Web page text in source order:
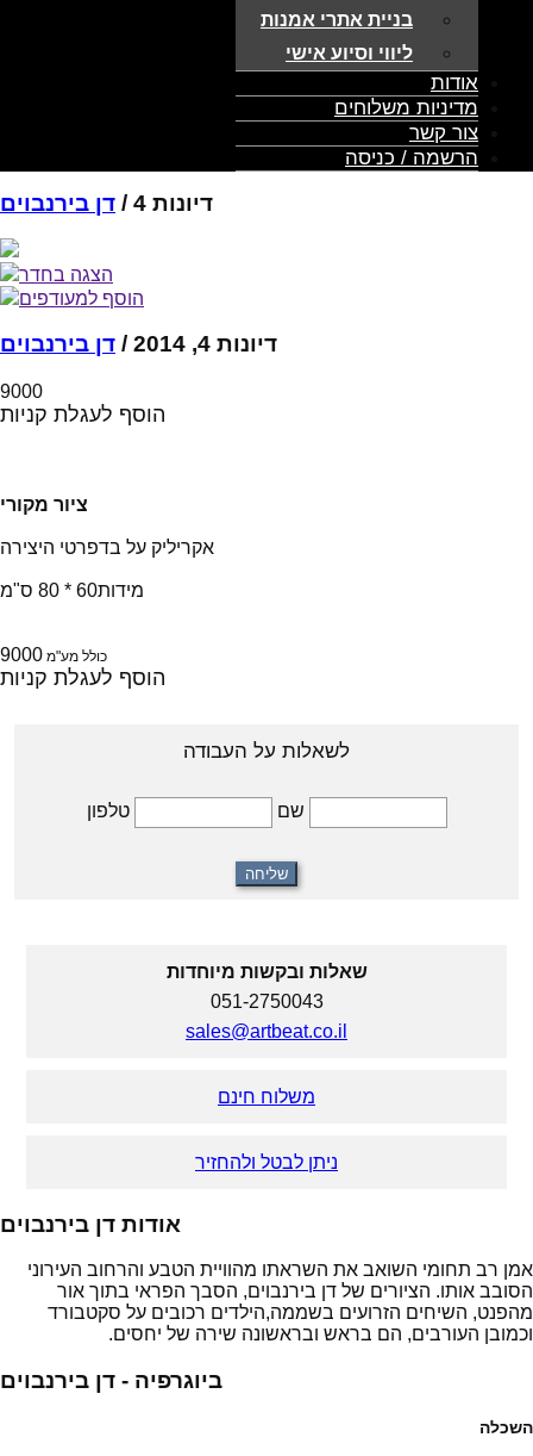
בניית אתרי אמנות
ליווי וסיוע אישי
אודות
מדיניות משלוחים
צור קשר
הרשמה / כניסה
דיונות 4 / דן בירנבוים
הצגה בחדר
הוסף למעודפים
דיונות 4, 2014 / דן בירנבוים
9000
הוסף לעגלת קניות
ציור מקורי
פרטי היצירהאקריליק על בד
מידות60 * 80 ס"מ
9000 כולל מע"מ
הוסף לעגלת קניות
לשאלות על העבודה
שם
שאלות ובקשות מיוחדות
051-2750043
sales@artbeat.co.il
משלוח חינם
ניתן לבטל ולהחזיר
אודות דן בירנבוים
אמן רב תחומי השואב את השראתו מהוויית הטבע והרחוב העירוני
הסובב אותו. הציורים של דן בירנבוים, הסבך הפראי בתוך אור
מהפנט, השיחים הזרועים בשממה,הילדים רכובים על סקטבורד
וכמובן העורבים, הם בראש ובראשונה שירה של יחסים.
ביוגרפיה - דן בירנבוים
השכלה